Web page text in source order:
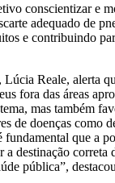
conscientizar e
adequado de
e contribuindo
Lúcia Reale, alerta
fora das áreas
mas também
de doenças como
que a
a destinação correta
pública”,